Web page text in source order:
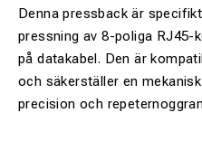
Denna pressback är
pressning av 8-poliga
på datakabel. Den är
och säkerställer en
precision och